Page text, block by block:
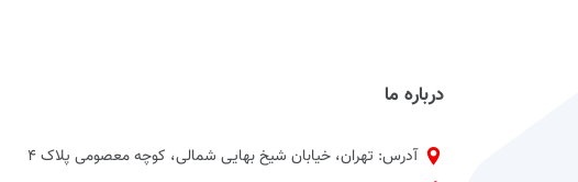
درباره ما
آدرس: تهران، خیابان شیخ بهایی شمالی، کوچه معصومی پلاک 4